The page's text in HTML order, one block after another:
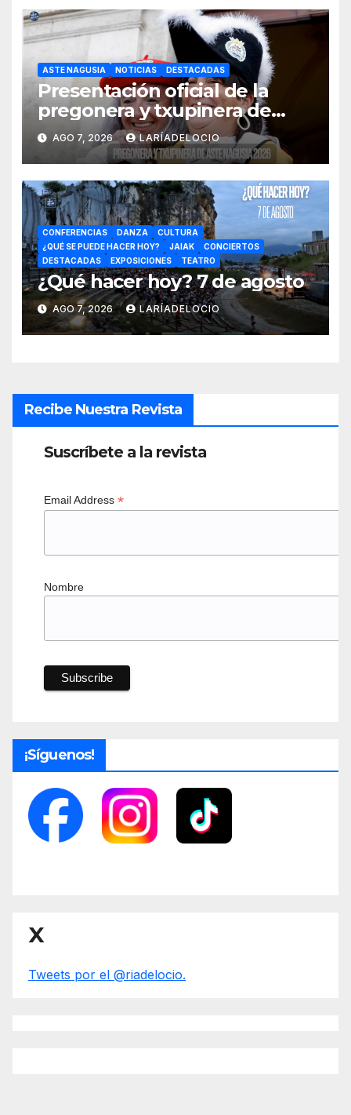
ASTE NAGUSIA NOTICIAS DESTACADAS
Presentación oficial de la
pregonera y txupinera de
Aste Nagusia 2026
AGO 7, 2026 LARÍADELOCIO
CONFERENCIAS DANZA
CULTURA
¿QUÉ SE PUEDE HACER HOY?
JAIAK
CONCIERTOS
DESTACADAS
EXPOSICIONES TEATRO
¿Qué hacer hoy? 7 de agosto
AGO 7, 2026 LARÍADELOCIO
Recibe Nuestra Revista
Suscríbete a la revista
Email Address *
Nombre
¡Síguenos!
X
Tweets por el @riadelocio.